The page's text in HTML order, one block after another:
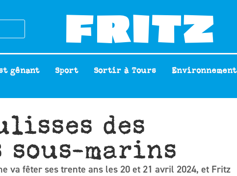
gênant Sport Sortir à Tours Environnement
des
sous-marins
va fêter ses trente ans les 20 et 21 avril 2024, et Fritz